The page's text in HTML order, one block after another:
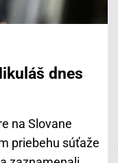
dnes
na Slovane
priebehu súťaže